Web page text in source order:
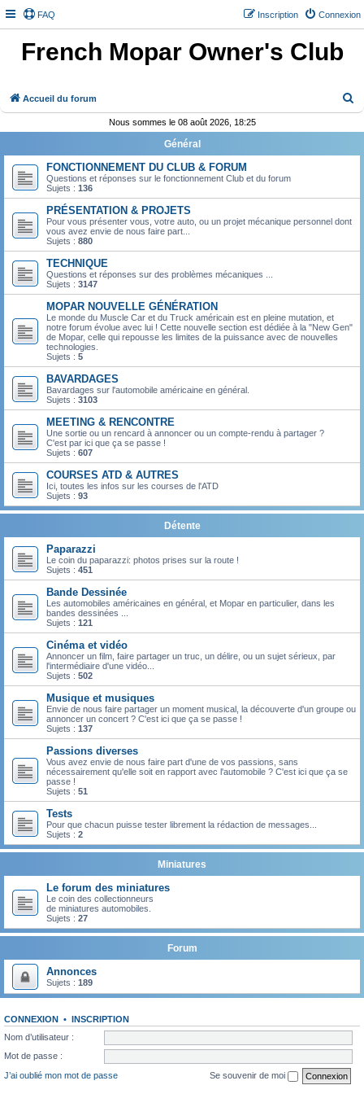
FAQ Connexion
Inscription
French Mopar Owner's Club
Accueil du forum
h
e
Nous sommes le 08 août 2026, 18:25
Général
FONCTIONNEMENT DU CLUB & FORUM
Questions et réponses sur le fonctionnement Club et du forum
Sujets : 136
PRÉSENTATION & PROJETS
Pour vous présenter vous, votre auto, ou un projet mécanique personnel dont
vous avez envie de nous faire part...
Sujets : 880
TECHNIQUE
Questions et réponses sur des problèmes mécaniques ...
Sujets : 3147
MOPAR NOUVELLE GÉNÉRATION
Le monde du Muscle Car et du Truck américain est en pleine mutation, et
notre forum évolue avec lui ! Cette nouvelle section est dédiée à la "New Gen"
de Mopar, celle qui repousse les limites de la puissance avec de nouvelles
technologies.
Sujets : 5
BAVARDAGES
Bavardages sur l'automobile américaine en général.
Sujets : 3103
MEETING & RENCONTRE
Une sortie ou un rencard à annoncer ou un compte-rendu à partager ?
C'est par ici que ça se passe !
Sujets : 607
COURSES ATD & AUTRES
Ici, toutes les infos sur les courses de l'ATD
Sujets : 93
Détente
Paparazzi
Le coin du paparazzi: photos prises sur la route !
Sujets : 451
Bande Dessinée
Les automobiles américaines en général, et Mopar en particulier, dans les
bandes dessinées ...
Sujets : 121
Cinéma et vidéo
Annoncer un film, faire partager un truc, un délire, ou un sujet sérieux, par
l'intermédiaire d'une vidéo...
Sujets : 502
Musique et musiques
Envie de nous faire partager un moment musical, la découverte d'un groupe ou
annoncer un concert ? C'est ici que ça se passe !
Sujets : 137
Passions diverses
Vous avez envie de nous faire part d'une de vos passions, sans
nécessairement qu'elle soit en rapport avec l'automobile ? C'est ici que ça se
passe !
Sujets : 51
Tests
Pour que chacun puisse tester librement la rédaction de messages...
Sujets : 2
Miniatures
Le forum des miniatures
Le coin des collectionneurs
de miniatures automobiles.
Sujets : 27
Forum
Annonces
Sujets : 189
CONNEXION • INSCRIPTION
Nom d’utilisateur :
Mot de passe :
J’ai oublié mon mot de passe
Se souvenir de moi